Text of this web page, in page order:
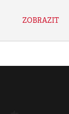
ZOBRAZIT